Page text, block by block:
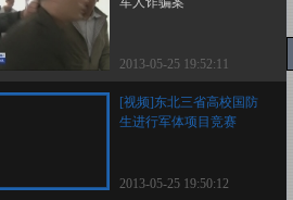
2013-05-25 19:52:11
[视频]东北三省高校国防
生进行军体项目竞赛
2013-05-25 19:50:12